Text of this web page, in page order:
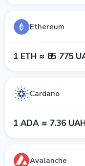
Ethereum
1 ETH ≈ 85 775
Cardano
1 ADA ≈ 7.36
Avalanche